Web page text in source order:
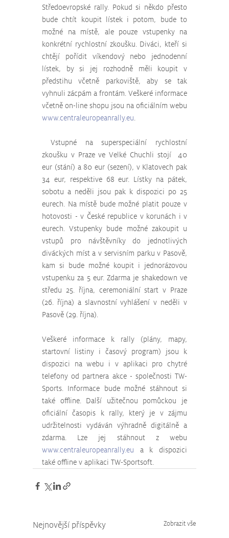
Středoevropské rally. Pokud si někdo přesto
bude chtít koupit lístek i potom, bude to
možné na místě, ale pouze vstupenky na
konkrétní rychlostní zkoušku. Diváci, kteří si
chtějí pořídit víkendový nebo jednodenní
lístek, by si jej rozhodně měli koupit v
předstihu včetně parkoviště, aby se tak
vyhnuli zácpám a frontám. Veškeré informace
www.centraleuropeanrally.eu.
zkoušku v Praze ve Velké Chuchli stojí  40
eur (stání) a 80 eur (sezení), v Klatovech pak
34 eur, respektive 68 eur. Lístky na pátek,
sobotu a neděli jsou pak k dispozici po 25
eurech. Na místě bude možné platit pouze v
hotovosti - v České republice v korunách i v
eurech. Vstupenky bude možné zakoupit u
vstupů pro návštěvníky do jednotlivých
diváckých míst a v servisním parku v Pasově,
kam si bude možné koupit i jednorázovou
vstupenku za 5 eur. Zdarma je shakedown ve
středu 25. října, ceremoniální start v Praze
(26. října) a slavnostní vyhlášení v neděli v
Pasově (29. října).
Veškeré informace k rally (plány, mapy,
startovní listiny i časový program) jsou k
dispozici na webu i v aplikaci pro chytré
telefony od partnera akce - společnosti TW-
Sports. Informace bude možné stáhnout si
také offline. Další užitečnou pomůckou je
oficiální časopis k rally, který je v zájmu
udržitelnosti vydáván výhradně digitálně a
www.centraleuropeanrally.eu a k dispozici
také offline v aplikaci TW-Sportsoft.
Nejnovější příspěvky Zobrazit vše